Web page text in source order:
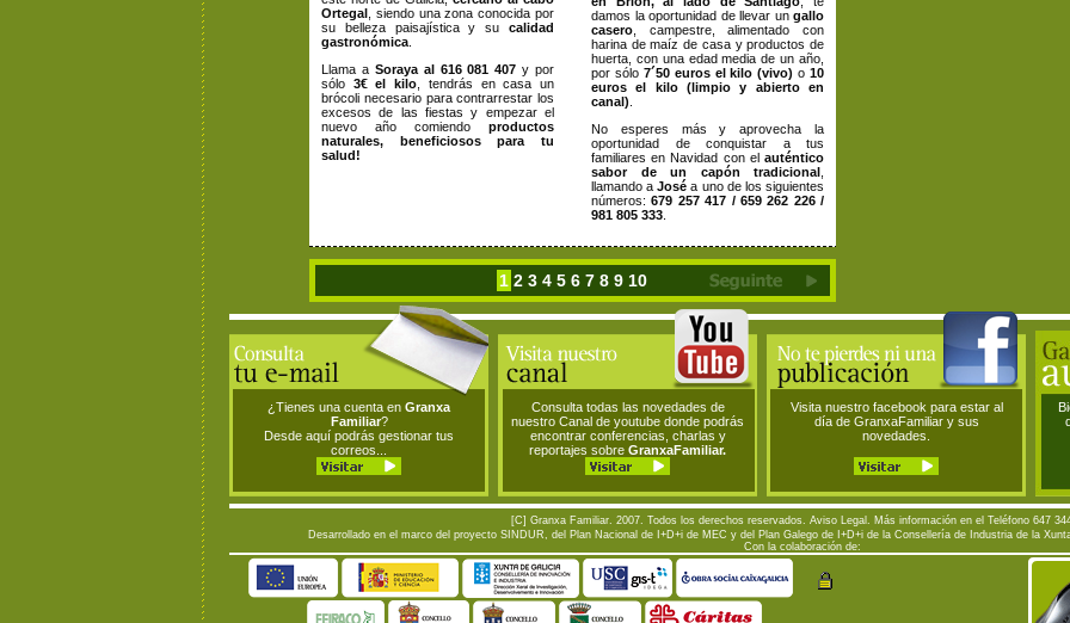
damos la oportunidad de llevar un gallo
casero , campestre, alimentado con
harina de maíz de casa y productos de
huerta, con una edad media de un año,
por sólo 7´50 euros el kilo (vivo) o 10
euros el kilo (limpio y abierto en
canal)
No esperes más y aprovecha la
oportunidad de conquistar a tus
familiares en Navidad con elauténtico
sabor de un capón tradicional
llamando aJosé a uno de los siguientes
números:679 257 417 / 659 262 226 /
981 805 333
Ortegal , siendo una zona conocida por
su belleza paisajística y su calidad
gastronómica
Llama a Soraya al 616 081 407 y por
sólo 3€ el kilo , tendrás en casa un
brócoli necesario para contrarrestar los
excesos de las fiestas y empezar el
nuevo año comiendo productos
naturales, beneficiosos para tu
salud!
1 2 3 4 5 6 7 8 9 10
¿Tienes una cuenta en Granxa
Familiar?
Desde aquí podrás gestionar tus
correos...
Consulta todas las novedades de
nuestro Canal de youtube donde podrás
encontrar conferencias, charlas y
reportajes sobre GranxaFamiliar.
Visita nuestro facebook para estar al
día de GranxaFamiliar y sus
novedades.
[C] Granxa Familiar. 2007. Todos los derechos reservados. Aviso Legal . Más información en el Teléfono 647
Desarrollado en el marco del proyecto SINDUR, del Plan Nacional de I+D+i de MEC y del Plan Galego de I+D+i de la Consellería de Industria de la
Con la colaboración de: